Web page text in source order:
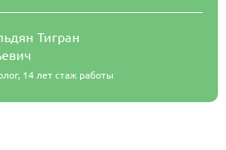
Тигран
14 лет стаж работы